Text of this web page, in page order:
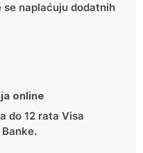
se naplaćuju dodatnih
online
do 12 rata Visa